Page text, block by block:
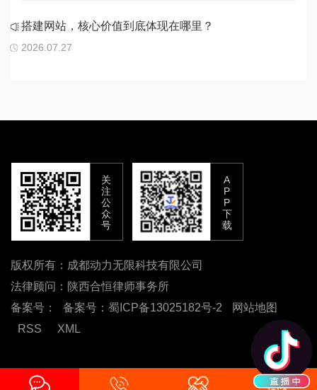
搭建网站，核心价值到底体现在哪里？
2026.07.27
关
注
公
众
号
A
P
P
下
载
版权所有：成都动力无限科技有限公司
法律顾问：陕西合恒律师事务所
备案号：
备案号：蜀ICP备13025182号-2
网站地图
RSS
XML